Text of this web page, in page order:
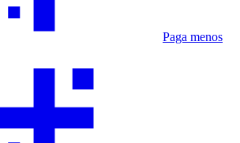
Paga menos